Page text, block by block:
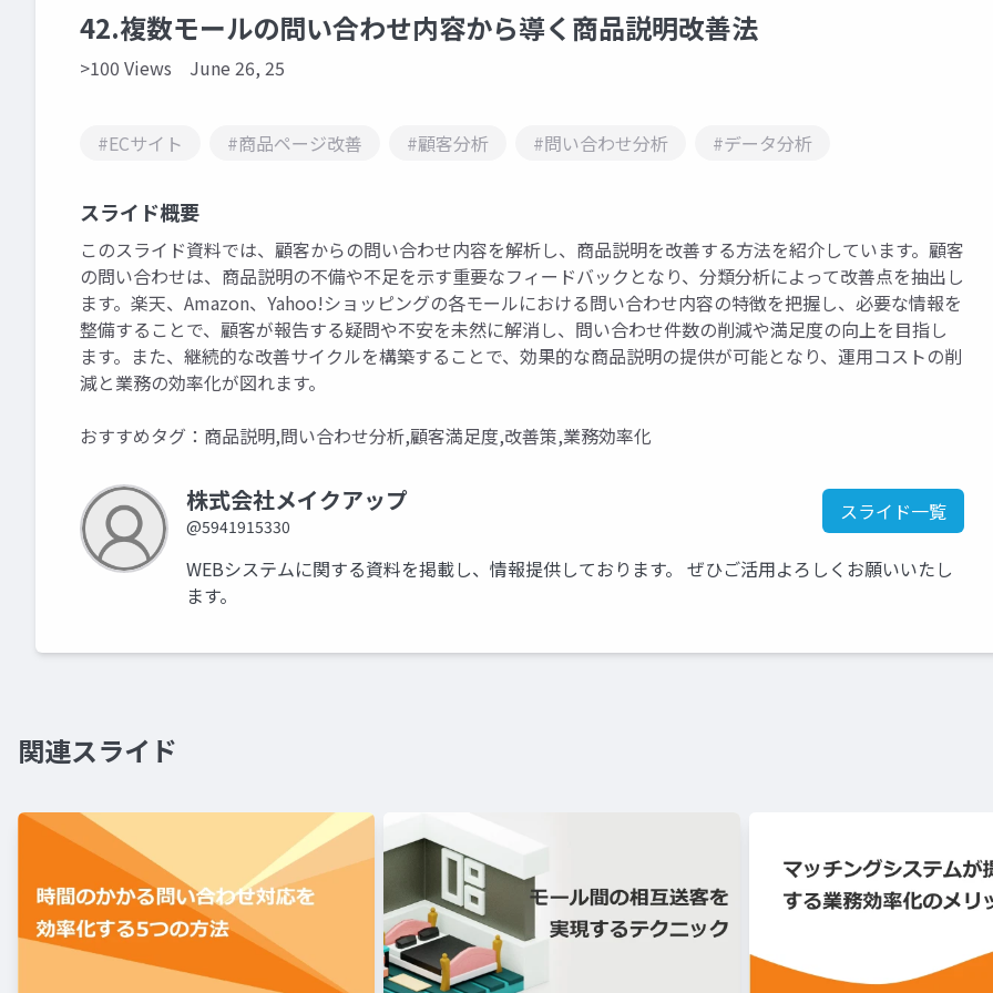
42.複数モールの問い合わせ内容から導く商品説明改善法
>100 Views June 26, 25
#ECサイト #商品ページ改善 #顧客分析 #問い合わせ分析 #データ分析
スライド概要
このスライド資料では、顧客からの問い合わせ内容を解析し、商品説明を改善する方法を紹介しています。顧客
の問い合わせは、商品説明の不備や不足を示す重要なフィードバックとなり、分類分析によって改善点を抽出し
ます。楽天、Amazon、Yahoo!ショッピングの各モールにおける問い合わせ内容の特徴を把握し、必要な情報を
整備することで、顧客が報告する疑問や不安を未然に解消し、問い合わせ件数の削減や満足度の向上を目指し
ます。また、継続的な改善サイクルを構築することで、効果的な商品説明の提供が可能となり、運用コストの削
減と業務の効率化が図れます。
おすすめタグ：商品説明,問い合わせ分析,顧客満足度,改善策,業務効率化
株式会社メイクアップ
@5941915330
スライド一覧
WEBシステムに関する資料を掲載し、情報提供しております。 ぜひご活用よろしくお願いいたし
ます。
関連スライド